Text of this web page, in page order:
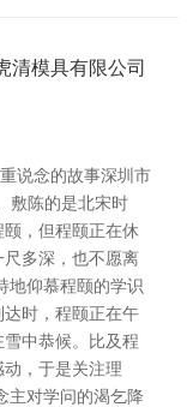
清模具有限公司
说念的故事深圳市
敷陈的是北宋时
，但程颐正在休
多深，也不愿离
地仰慕程颐的学识
时，程颐正在午
中恭候。比及程
，于是关注理
主对学问的渴乞降